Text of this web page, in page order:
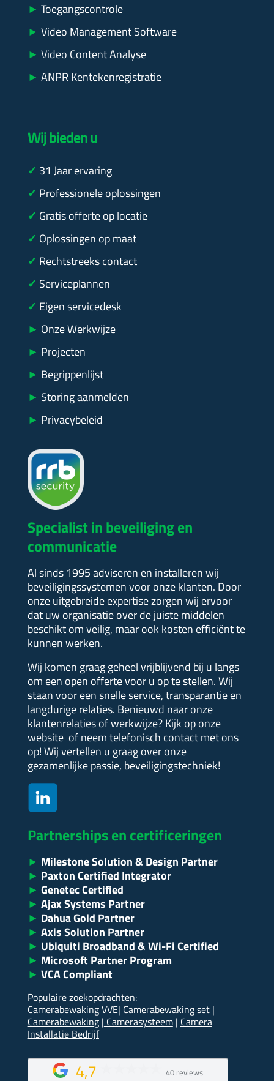
► Toegangscontrole
► Video Management Software
► Video Content Analyse
► ANPR Kentekenregistratie
Wij bieden u
✓ 31 Jaar ervaring
✓ Professionele oplossingen
✓ Gratis offerte op locatie
✓ Oplossingen op maat
✓ Rechtstreeks contact
✓ Serviceplannen
✓ Eigen servicedesk
► Onze Werkwijze
► Projecten
► Begrippenlijst
► Storing aanmelden
► Privacybeleid
Specialist in beveiliging en
communicatie
Al sinds 1995 adviseren en installeren wij
beveiligingssystemen voor onze klanten. Door
onze uitgebreide expertise zorgen wij ervoor
dat uw organisatie over de juiste middelen
beschikt om veilig, maar ook kosten efficiënt te
kunnen werken.
Wij komen graag geheel vrijblijvend bij u langs
om een open offerte voor u op te stellen.Wij
staan voor een snelle service, transparantie en
langdurige relaties. Benieuwd naar onze
klantenrelaties of werkwijze?Kijk op onze
website of neem telefonisch contact met ons
op! Wij vertellen u graag over onze
gezamenlijke passie, beveiligingstechniek!
Partnerships en certificeringen
► Milestone Solution & Design Partner
► Paxton Certified Integrator
► Genetec Certified
► Ajax Systems Partner
► Dahua Gold Partner
► Axis Solution Partner
► Ubiquiti Broadband & Wi-Fi Certified
► Microsoft Partner Program
► VCA Compliant
Populaire zoekopdrachten:
Camerabewaking VVE| Camerabewaking set|
Camerabewaking| Camerasysteem| Camera
Installatie Bedrijf
4,7 40 reviews